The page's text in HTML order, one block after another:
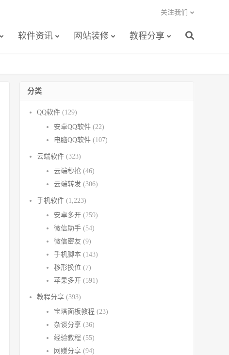
软件资讯 网站装修 教程分享
关注我们
分类
QQ软件 (129)
安卓QQ软件 (22)
电脑QQ软件 (107)
云端软件 (323)
云端秒抢 (46)
云端转发 (306)
手机软件 (1,223)
安卓多开 (259)
微信助手 (54)
微信密友 (9)
手机脚本 (143)
移形换位 (7)
苹果多开 (591)
教程分享 (393)
宝塔面板教程 (23)
杂谈分享 (36)
经验教程 (55)
网赚分享 (94)